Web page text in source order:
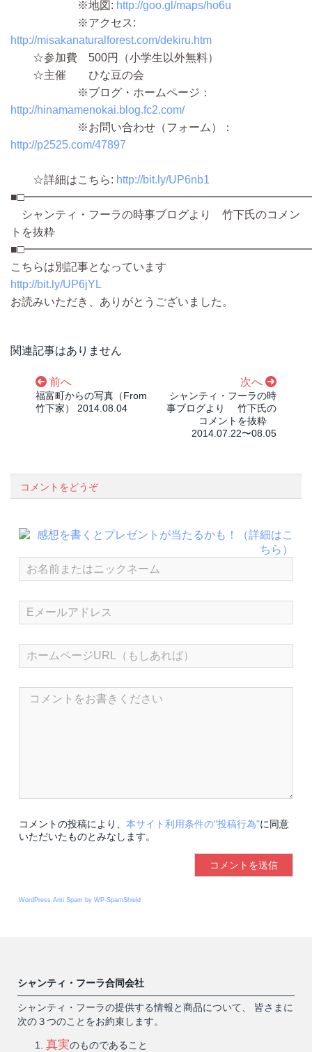
※地図: http://goo.gl/maps/ho6u
※アクセス:
http://misakanaturalforest.com/dekiru.htm
☆参加費 500円（小学生以外無料）
☆主催 ひな豆の会
※ブログ・ホームページ：
http://hinamamenokai.blog.fc2.com/
※お問い合わせ（フォーム）：
http://p2525.com/47897
☆詳細はこちら: http://bit.ly/UP6nb1
シャンティ・フーラの時事ブログより 竹下氏のコメン
トを抜粋
こちらは別記事となっています
http://bit.ly/UP6jYL
お読みいただき、ありがとうございました。
関連記事はありません
前へ
福富町からの写真（From
竹下家） 2014.08.04
次へ
シャンティ・フーラの時
事ブログより 竹下氏の
コメントを抜粋
2014.07.22〜08.05
コメントをどうぞ
コメントの投稿により、 本サイト利用条件の"投稿行為"に同意
いただいたものとみなします。
WordPress Anti Spam by WP-SpamShield
シャンティ・フーラ合同会社
シャンティ・フーラの提供する情報と商品について、 皆さまに
次の３つのことをお約束します。
真実のものであること